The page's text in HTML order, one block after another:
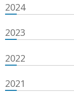
2024
2023
2022
2021